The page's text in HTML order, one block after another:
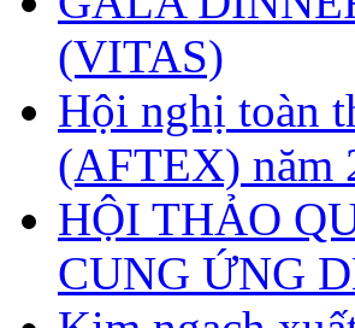
(VITAS)
Hội nghị toàn
(AFTEX) năm
HỘI THẢO
CUNG ỨNG